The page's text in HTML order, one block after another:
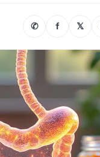
✆ f 𝕏